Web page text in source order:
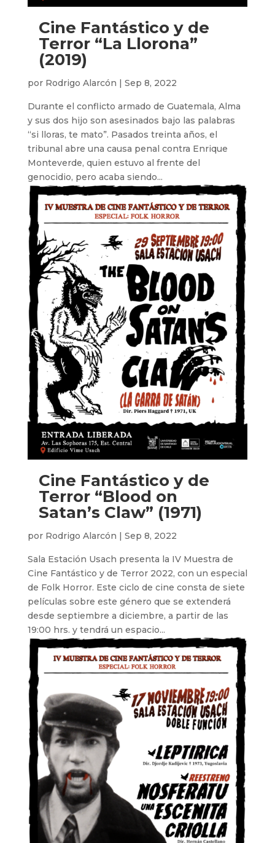
Cine Fantástico y de
Terror “La Llorona”
(2019)
por Rodrigo Alarcón | Sep 8, 2022
Durante el conflicto armado de Guatemala, Alma
y sus dos hijo son asesinados bajo las palabras
“si lloras, te mato”. Pasados treinta años, el
tribunal abre una causa penal contra Enrique
Monteverde, quien estuvo al frente del
genocidio, pero acaba siendo...
Cine Fantástico y de
Terror “Blood on
Satan’s Claw” (1971)
por Rodrigo Alarcón | Sep 8, 2022
Sala Estación Usach presenta la IV Muestra de
Cine Fantástico y de Terror 2022, con un especial
de Folk Horror. Este ciclo de cine consta de siete
películas sobre este género que se extenderá
desde septiembre a diciembre, a partir de las
19:00 hrs. y tendrá un espacio...